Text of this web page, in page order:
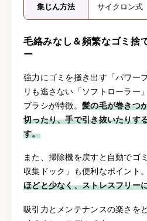
集じん方法 サイクロン式
毛絡みなし＆頻繁なゴミ捨
ー
強力にゴミを掻き出す「パワー
リも逃さない「ソフトローラー
ブラシが特徴。 髪の毛が巻きつ
切ったり、手で引き抜いたりす
す。
また、掃除機を戻すと自動でゴ
収集ドック」も便利なポイント
ほどと少なく、ストレスフリー
吸引力とメンテナンスの楽さを